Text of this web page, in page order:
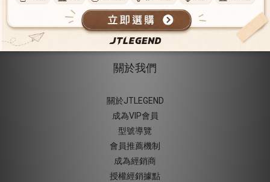
關於我們
關於JTLEGEND
成為VIP會員
型號導覽
會員推薦機制
成為經銷商
授權經銷據點